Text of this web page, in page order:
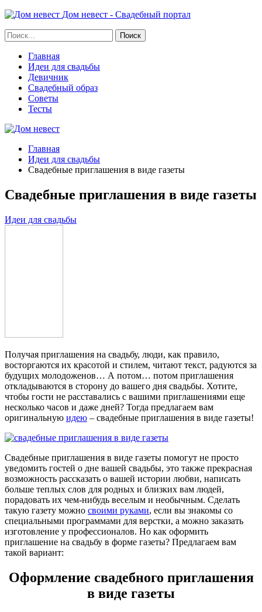
Дом невест - Свадебный портал
Главная
Идеи для свадьбы
Девичник
Свадебный образ
Советы
Тесты
Главная
Идеи для свадьбы
Свадебные приглашения в виде газеты
Свадебные приглашения в виде газеты
Идеи для свадьбы
Получая приглашения на свадьбу, люди, как правило,
восторгаются их красотой и стилем, читают текст, радуются за
будущих молодоженов… А потом… потом приглашения
откладываются в сторону до вашего дня свадьбы. Хотите,
чтобы гости не расставались с вашими приглашениями еще
несколько часов и даже дней? Тогда предлагаем вам
оригинальную идею – свадебные приглашения в виде газеты!
Свадебные приглашения в виде газеты помогут не просто
уведомить гостей о дне вашей свадьбы, это также прекрасная
возможность рассказать о вашей истории любви, написать
больше теплых слов для родных и близких вам людей,
порадовать их чем-нибудь веселым и необычным. Сделать
такую газету можно своими руками, если вы знакомы со
специальными программами для верстки, а можно заказать
изготовление у профессионалов. Но как оформить
приглашение на свадьбу в форме газеты? Предлагаем вам
такой вариант:
Оформление свадебного приглашения
в виде газеты